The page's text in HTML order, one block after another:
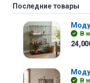
Последние товары
В
В